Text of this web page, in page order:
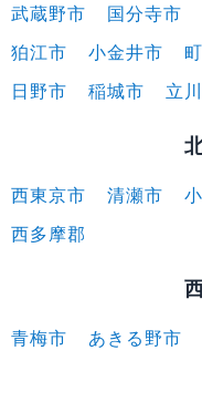
武蔵野市 国分寺市
狛江市
小金井市
日野市
稲城市 立
西東京市 清瀬市
西多摩郡
青梅市 あきる野市